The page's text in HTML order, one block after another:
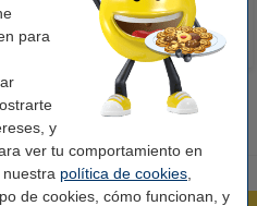
para
y
ver tu comportamiento en
política de cookies
de cookies, cómo funcionan, y